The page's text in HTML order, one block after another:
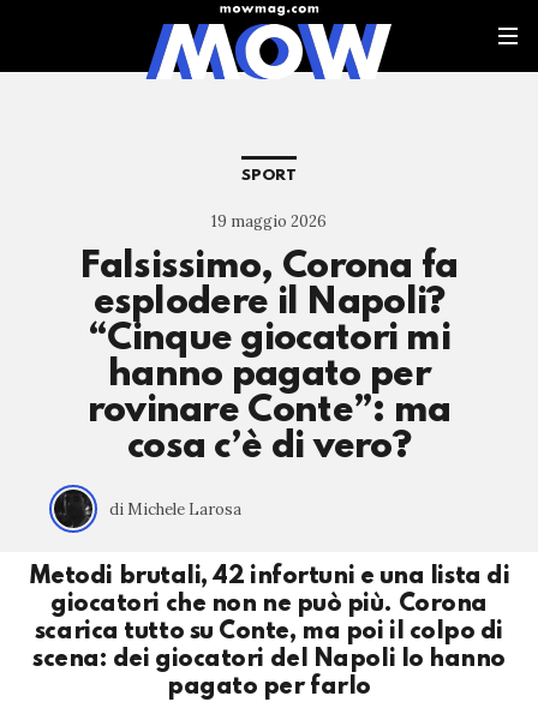
SPORT
19 maggio 2026
Falsissimo, Corona fa
esplodere il Napoli?
“Cinque giocatori mi
hanno pagato per
rovinare Conte”: ma
cosa c’è di vero?
di Michele Larosa
Metodi brutali, 42 infortuni e una lista di
giocatori che non ne può più. Corona
scarica tutto su Conte, ma poi il colpo di
scena: dei giocatori del Napoli lo hanno
pagato per farlo